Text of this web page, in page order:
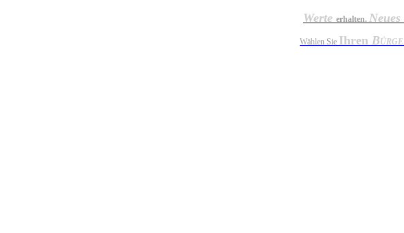
Werte erhalten. Neues
Wählen Sie Ihren B